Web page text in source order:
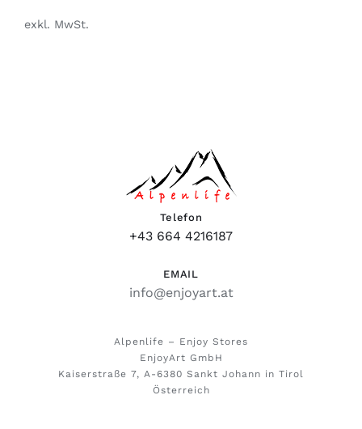
exkl. MwSt.
Telefon
+43 664 4216187
EMAIL
info@enjoyart.at
Alpenlife – Enjoy Stores
EnjoyArt GmbH
Kaiserstraße 7, A-6380 Sankt Johann in Tirol
Österreich